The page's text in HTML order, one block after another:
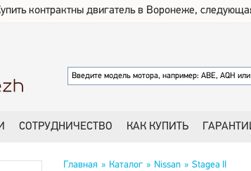
контрактны двигатель в Воронеже,
СОТРУДНИЧЕСТВО КАК КУПИТЬ
Главная Каталог Nissan Stagea II